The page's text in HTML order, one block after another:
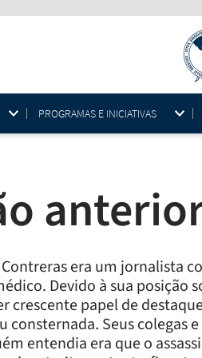
PROGRAMAS E INICIATIVAS
Contreras era um
Devido à sua posição
crescente papel de
consternada. Seus
entendia era que o